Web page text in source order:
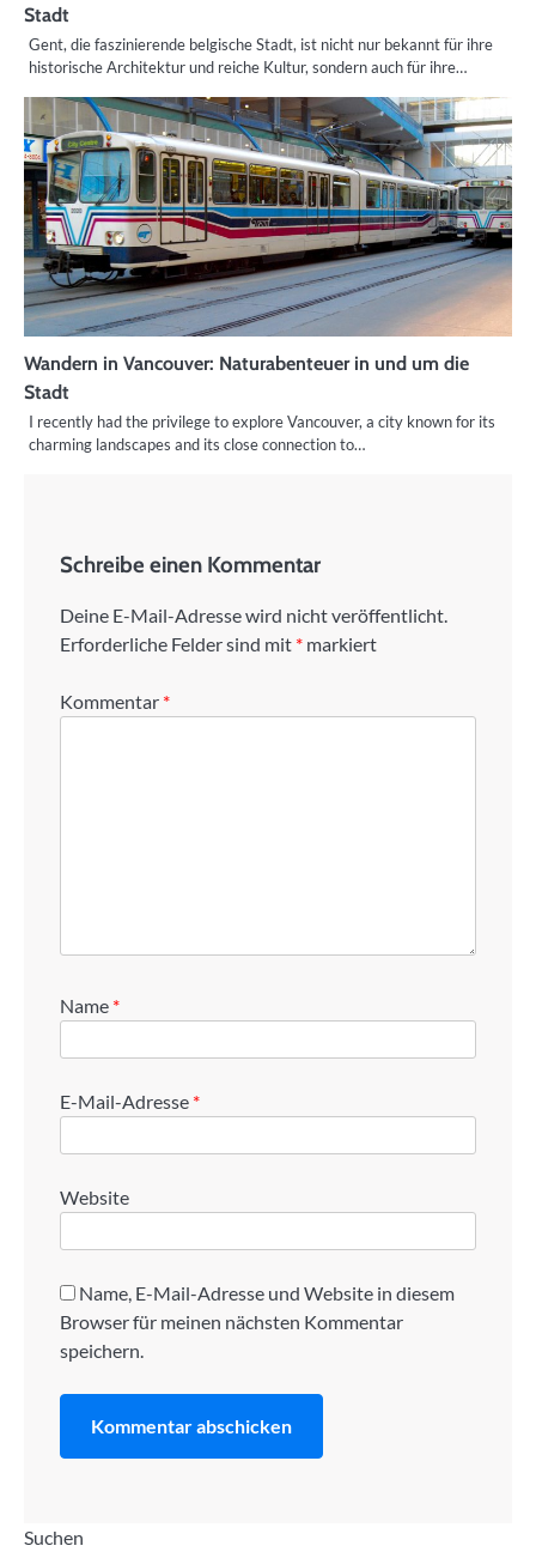
Stadt
Gent, die faszinierende belgische Stadt, ist nicht nur bekannt für ihre
historische Architektur und reiche Kultur, sondern auch für ihre…
Wandern in Vancouver: Naturabenteuer in und um die
Stadt
I recently had the privilege to explore Vancouver, a city known for its
charming landscapes and its close connection to…
Schreibe einen Kommentar
Deine E-Mail-Adresse wird nicht veröffentlicht.
Erforderliche Felder sind mit * markiert
Kommentar *
Name *
E-Mail-Adresse *
Website
Name, E-Mail-Adresse und Website in diesem
Browser für meinen nächsten Kommentar
speichern.
Suchen